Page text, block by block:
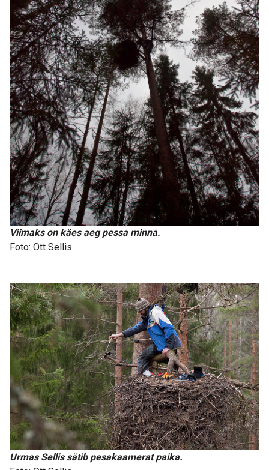
Viimaks on käes aeg pessa minna.
Foto: Ott Sellis
Urmas Sellis sätib pesakaamerat paika.